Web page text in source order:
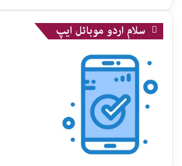
سلام اردو موبائل ایپ